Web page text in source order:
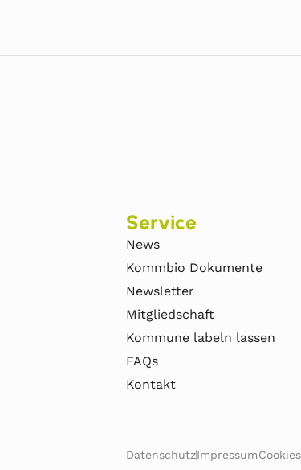
Service
News
Kommbio Dokumente
Newsletter
Mitgliedschaft
Kommune labeln lassen
FAQs
Kontakt
DatenschutzImpressumCookies